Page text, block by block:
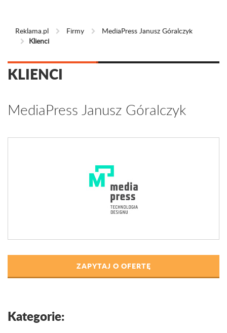
Reklama.pl Firmy
MediaPress Janusz Góralczyk
Klienci
KLIENCI
MediaPress Janusz Góralczyk
ZAPYTAJ O OFERTĘ
Kategorie: